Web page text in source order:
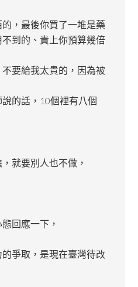
，最後你買了一堆是藥
到的、貴上你預算幾倍
要給我太貴的，因為被
的話，10個裡有八個
就要別人也不做，
回應一下，
爭取，是現在臺灣待改